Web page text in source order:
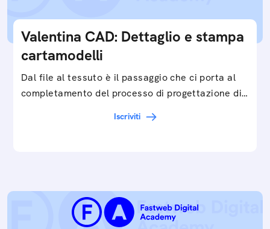
Valentina CAD: Dettaglio e stampa
cartamodelli
Dal file al tessuto è il passaggio che ci porta al
completamento del processo di progettazione di
Iscriviti